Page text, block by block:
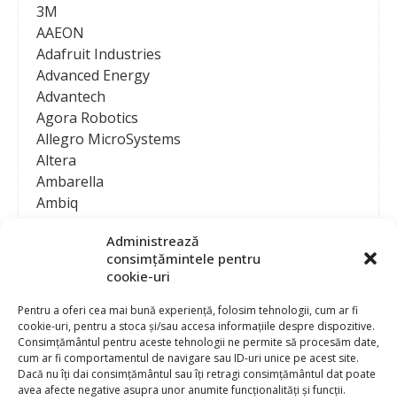
Administrează
consimțămintele pentru
cookie-uri
Pentru a oferi cea mai bună experiență, folosim tehnologii, cum ar fi
cookie-uri, pentru a stoca și/sau accesa informațiile despre dispozitive.
Consimțământul pentru aceste tehnologii ne permite să procesăm date,
cum ar fi comportamentul de navigare sau ID-uri unice pe acest site.
Dacă nu îți dai consimțământul sau îți retragi consimțământul dat poate
avea afecte negative asupra unor anumite funcționalități și funcții.
3M
AAEON
Adafruit Industries
Advanced Energy
Advantech
Agora Robotics
Allegro MicroSystems
Altera
Ambarella
Ambiq
Analog Devices
Anritsu Corporation
Ansys
APS
Arduino
Arm
Asentics